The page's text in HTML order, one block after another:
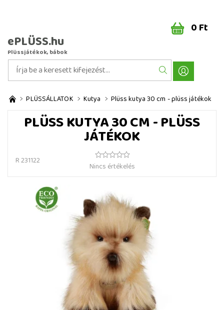
ePLÜSS.hu
Plüssjátékok, bábok
0 Ft
PLÜSSÁLLATOK Kutya Plüss kutya 30 cm - plüss játékok
PLÜSS KUTYA 30 CM - PLÜSS
JÁTÉKOK
R 231122
Nincs értékelés